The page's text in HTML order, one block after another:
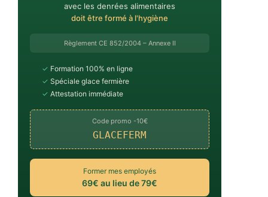
avec les denrées alimentaires
doit être formé à l'hygiène
Règlement CE 852/2004 – Annexe II
✓ Formation 100% en ligne
✓ Spéciale glace fermière
✓ Attestation immédiate
Code promo -10€
GLACEFERM
Former mes employés
69€ au lieu de 79€